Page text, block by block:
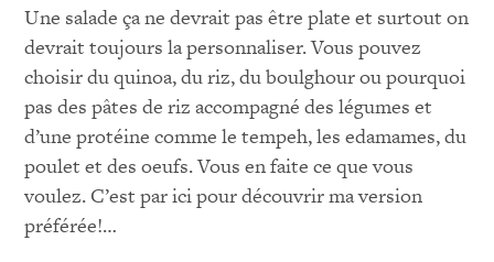
Une salade ça ne devrait pas être plate et surtout on
devrait toujours la personnaliser. Vous pouvez
choisir du quinoa, du riz, du boulghour ou pourquoi
pas des pâtes de riz accompagné des légumes et
d’une protéine comme le tempeh, les edamames, du
poulet et des oeufs. Vous en faite ce que vous
voulez. C’est par ici pour découvrir ma version
préférée!…